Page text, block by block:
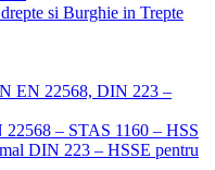
si Burghie in Trepte
EN 22568, DIN 223 –
– STAS 1160 – HSS
DIN 223 – HSSE pentru